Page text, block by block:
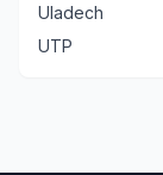
Uladech
UTP